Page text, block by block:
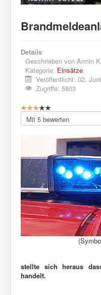
Details
Geschrieben von Armin
Kategorie: Einsätze
Veröffentlicht: 02.
Zugriffe: 5803
B
e
w
u
n
g
:
3
Bitte
bewerten
stellte sich heraus
handelt.